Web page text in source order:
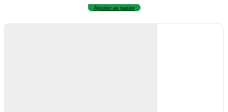
Ajouter au panier